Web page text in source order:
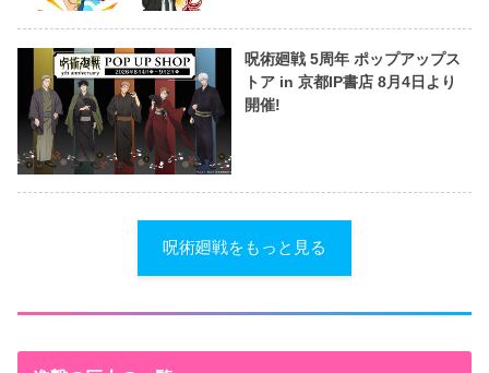
呪術廻戦 5周年 ポップアップス
トア in 京都IP書店 8月4日より
開催!
呪術廻戦をもっと見る